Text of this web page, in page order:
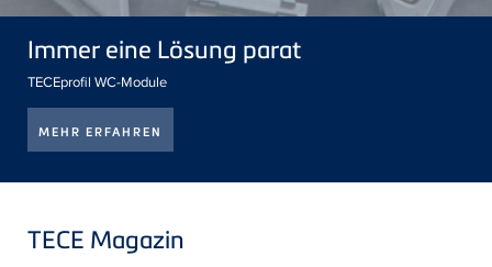
Immer eine Lösung parat
TECEprofil WC-Module
MEHR ERFAHREN
TECE Magazin